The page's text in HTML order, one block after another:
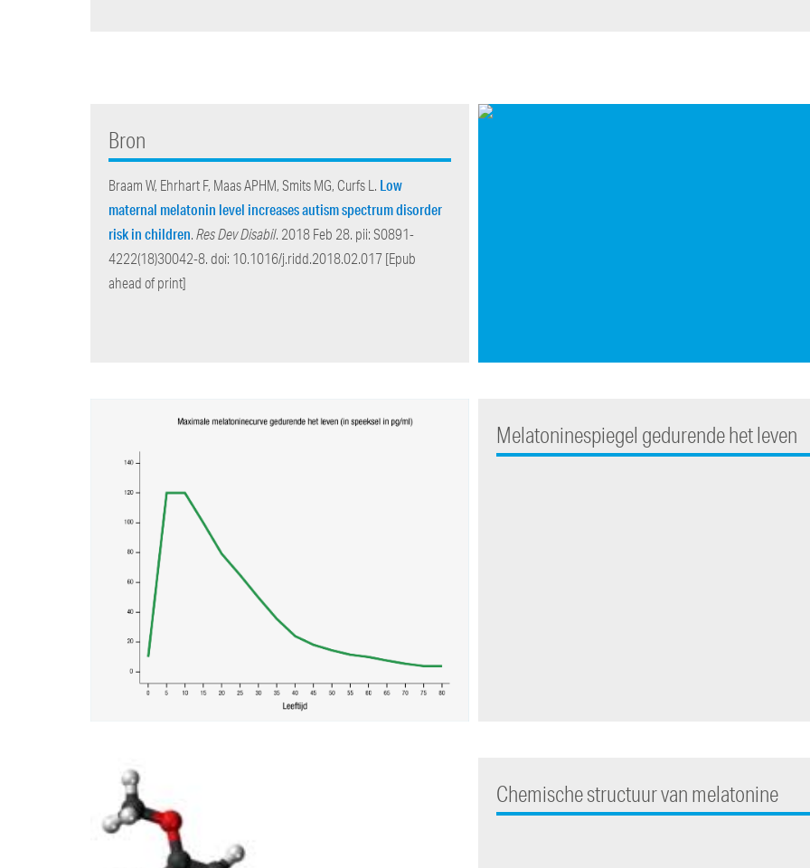
Bron
Braam W, Ehrhart F, Maas APHM, Smits MG, Curfs L. Low
maternal melatonin level increases autism spectrum disorder
risk in children.Res Dev Disabil. 2018 Feb 28. pii: S0891-
4222(18)30042-8. doi: 10.1016/j.ridd.2018.02.017 [Epub
ahead of print]
Melatoninespiegel gedurende het leven
Chemische structuur van melatonine